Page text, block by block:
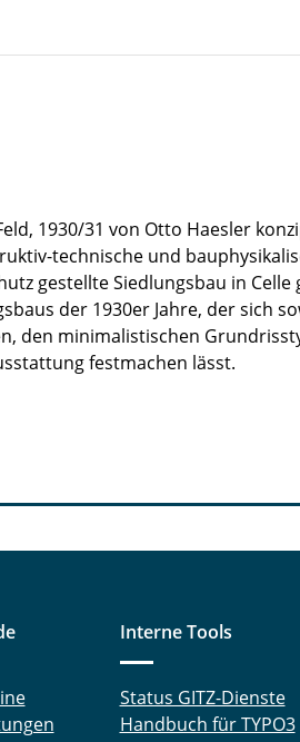
1930/31 von Otto Haesler
technische und
gestellte Siedlungsbau in Celle
der 1930er Jahre, der sich
den minimalistischen
festmachen lässt.
Interne Tools
Status GITZ-Dienste
Handbuch für TYPO3